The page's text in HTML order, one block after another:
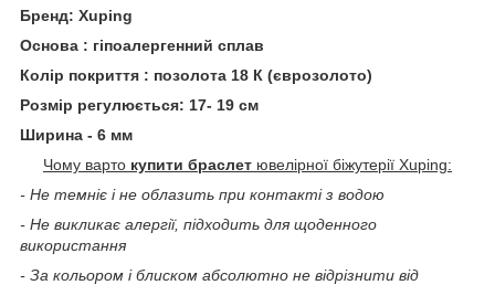
Бренд: Xuping
Основа : гіпоалергенний сплав
Колір покриття : позолота 18 К (єврозолото)
Розмір регулюється: 17- 19 см
Ширина - 6 мм
Чому варто купити браслет ювелірної біжутерії Xuping:
- Не темніє і не облазить при контакті з водою
- Не викликає алергії, підходить для щоденного
використання
- За кольором і блиском абсолютно не відрізнити від